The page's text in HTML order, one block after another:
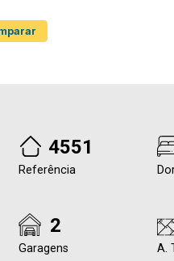
4551
Referência
2
Garagens A.